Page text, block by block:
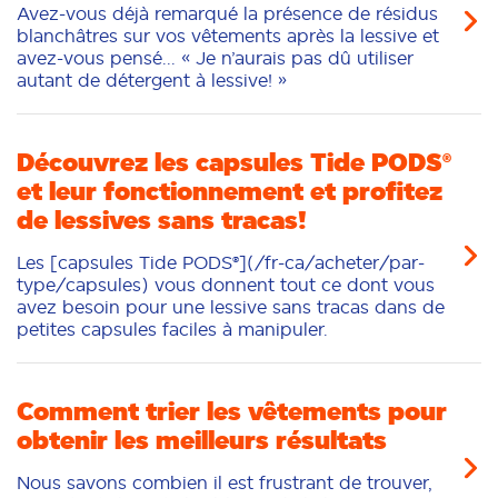
Avez-vous déjà remarqué la présence de résidus
blanchâtres sur vos vêtements après la lessive et
avez-vous pensé... « Je n’aurais pas dû utiliser
autant de détergent à lessive! »
Découvrez les capsules Tide PODS®
et leur fonctionnement et profitez
de lessives sans tracas!
Les [capsules Tide PODS®](/fr-ca/acheter/par-
type/capsules) vous donnent tout ce dont vous
avez besoin pour une lessive sans tracas dans de
petites capsules faciles à manipuler.
Comment trier les vêtements pour
obtenir les meilleurs résultats
Nous savons combien il est frustrant de trouver,